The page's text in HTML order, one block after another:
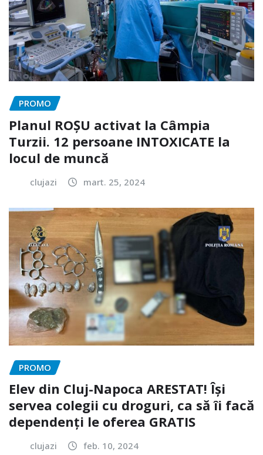
PROMO
Planul ROȘU activat la Câmpia
Turzii. 12 persoane INTOXICATE la
locul de muncă
clujazi mart. 25, 2024
PROMO
Elev din Cluj-Napoca ARESTAT! Își
servea colegii cu droguri, ca să îi facă
dependenți le oferea GRATIS
clujazi feb. 10, 2024